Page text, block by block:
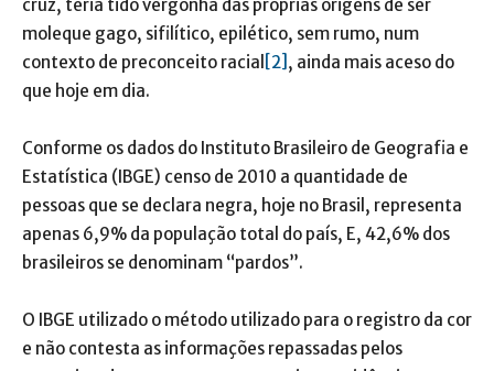
cruz, teria tido vergonha das próprias origens de ser
moleque gago, sifilítico, epilético, sem rumo, num
contexto de preconceito racial [2] , ainda mais aceso do
que hoje em dia.
Conforme os dados do Instituto Brasileiro de Geografia e
Estatística (IBGE) censo de 2010 a quantidade de
pessoas que se declara negra, hoje no Brasil, representa
apenas 6,9% da população total do país, E, 42,6% dos
brasileiros se denominam “pardos”.
O IBGE utilizado o método utilizado para o registro da cor
e não contesta as informações repassadas pelos